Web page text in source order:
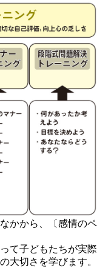
かから、〔感情のペ
て子どもたちが実際
大切さを学びます。